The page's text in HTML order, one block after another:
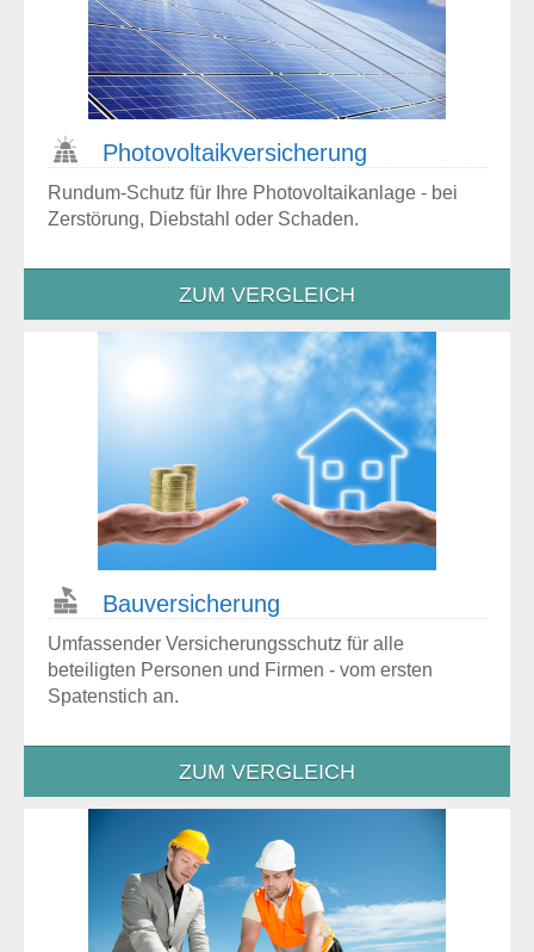
Photo­voltaik­versicherung
Rundum-Schutz für Ihre Photovoltaikanlage - bei
Zerstörung, Diebstahl oder Schaden.
ZUM VERGLEICH
Bau­versicherung
Umfassender Versicherungsschutz für alle
beteiligten Personen und Firmen - vom ersten
Spatenstich an.
ZUM VERGLEICH